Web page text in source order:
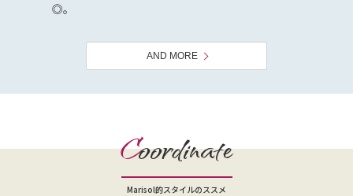
◎。
AND MORE
Coordinate
Marisol的スタイルのススメ